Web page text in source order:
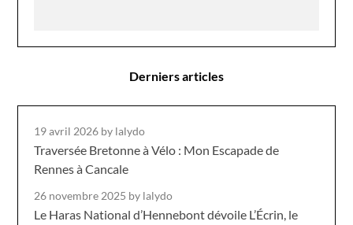
Derniers articles
19 avril 2026 by lalydo
Traversée Bretonne à Vélo : Mon Escapade de
Rennes à Cancale
26 novembre 2025 by lalydo
Le Haras National d’Hennebont dévoile L’Écrin, le